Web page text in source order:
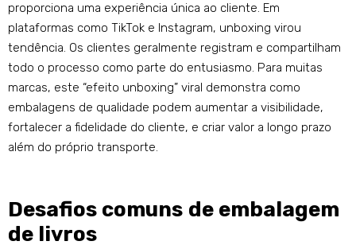
proporciona uma experiência única ao cliente. Em
plataformas como TikTok e Instagram, unboxing virou
tendência. Os clientes geralmente registram e compartilham
todo o processo como parte do entusiasmo. Para muitas
marcas, este “efeito unboxing” viral demonstra como
embalagens de qualidade podem aumentar a visibilidade,
fortalecer a fidelidade do cliente, e criar valor a longo prazo
além do próprio transporte.
Desafios comuns de embalagem
de livros